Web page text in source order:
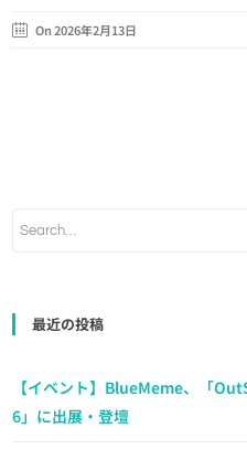
On 2026年2月13日
最近の投稿
【イベント】BlueMeme、「
6」に出展・登壇